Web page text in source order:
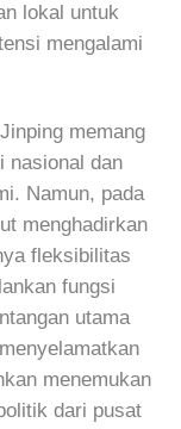
lokal untuk
mengalami
memang
nasional dan
Namun, pada
menghadirkan
fleksibilitas
fungsi
utama
menemukan
dari pusat